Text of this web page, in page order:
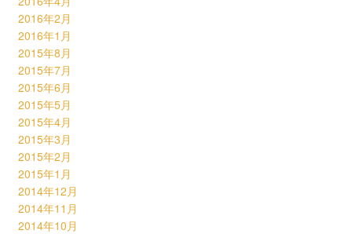
2016年2月
2016年1月
2015年8月
2015年7月
2015年6月
2015年5月
2015年4月
2015年3月
2015年2月
2015年1月
2014年12月
2014年11月
2014年10月